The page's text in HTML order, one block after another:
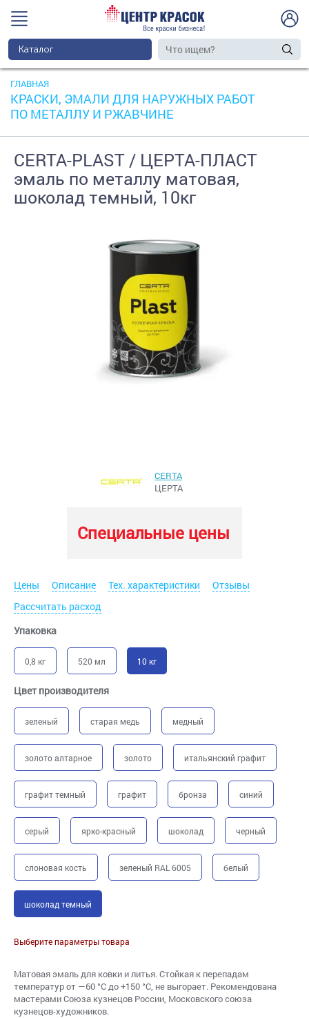
Каталог
ГЛАВНАЯ
КРАСКИ, ЭМАЛИ ДЛЯ НАРУЖНЫХ РАБОТ
ПО МЕТАЛЛУ И РЖАВЧИНЕ
CERTA-PLAST / ЦЕРТА-ПЛАСТ
эмаль по металлу матовая,
шоколад темный, 10кг
CERTA
ЦЕРТА
Специальные цены
Цены Описание Тех. характеристики
Отзывы
Рассчитать расход
Упаковка
0,8 кг 520 мл 10 кг
Цвет производителя
зеленый старая медь медный
золото алтарное золото итальянский графит
графит темный графит бронза синий
серый ярко-красный шоколад черный
слоновая кость зеленый RAL 6005 белый
шоколад темный
Выберите параметры товара
Матовая эмаль для ковки и литья. Стойкая к перепадам
температур от —60 °С до +150 °С, не выгорает. Рекомендована
мастерами Союза кузнецов России, Московского союза
кузнецов-художников.